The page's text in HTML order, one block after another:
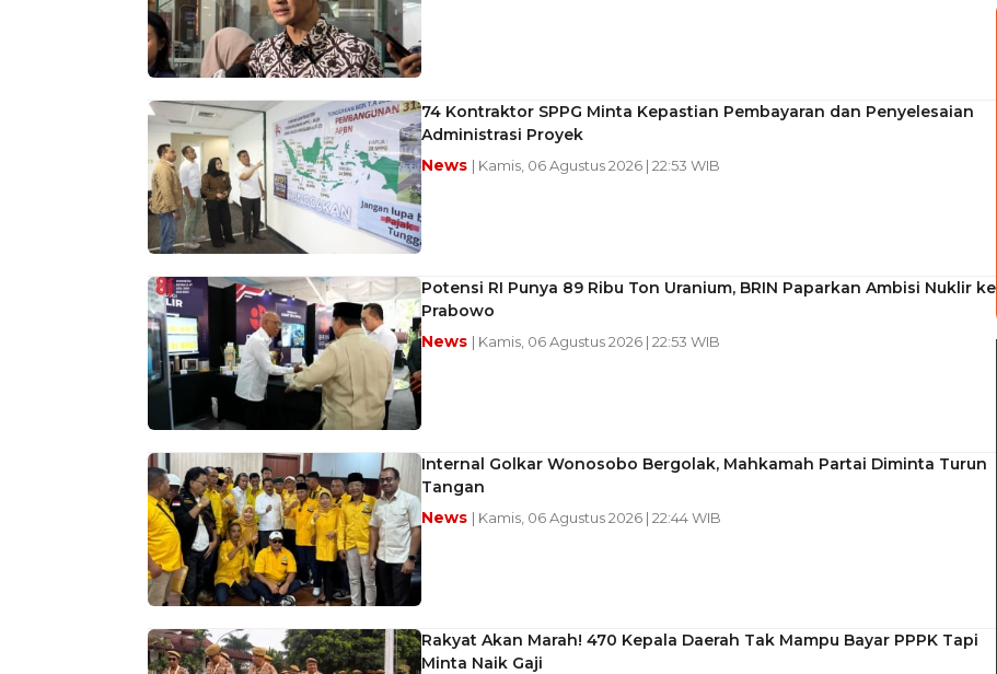
74 Kontraktor SPPG Minta Kepastian Pembayaran dan Penyelesaian
Administrasi Proyek
News | Kamis, 06 Agustus 2026 | 22:53 WIB
Potensi RI Punya 89 Ribu Ton Uranium, BRIN Paparkan Ambisi Nuklir ke
Prabowo
News | Kamis, 06 Agustus 2026 | 22:53 WIB
Internal Golkar Wonosobo Bergolak, Mahkamah Partai Diminta Turun
Tangan
News | Kamis, 06 Agustus 2026 | 22:44 WIB
Rakyat Akan Marah! 470 Kepala Daerah Tak Mampu Bayar PPPK Tapi
Minta Naik Gaji